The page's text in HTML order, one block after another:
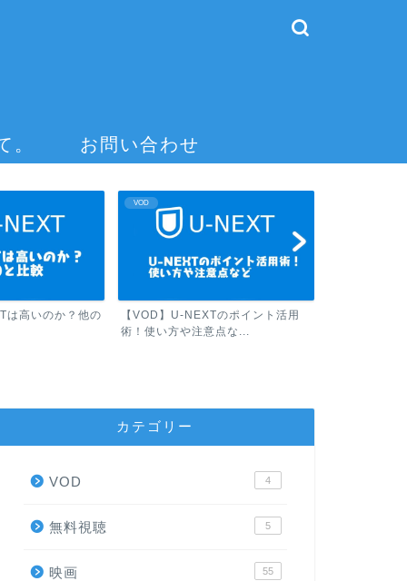
。 お問い合わせ
は高いのか？他の
VOD
【VOD】U-NEXTのポイント活用
術！使い方や注意点な...
カテゴリー
VOD 4
無料視聴 5
映画 55